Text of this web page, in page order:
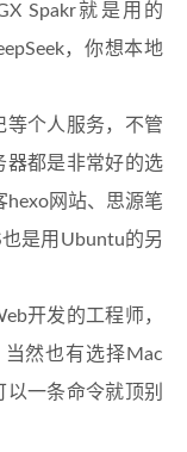
Spakr就是用的
，你想本地
等个人服务，不管
器都是非常好的选
hexo网站、思源笔
是用Ubuntu的另
开发的工程师，
然也有选择Mac
一条命令就顶别